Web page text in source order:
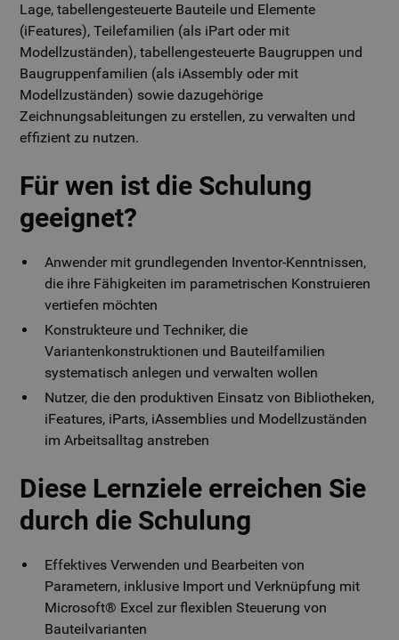
Lage, tabellengesteuerte Bauteile und Elemente
(iFeatures), Teilefamilien (als iPart oder mit
Modellzuständen), tabellengesteuerte Baugruppen und
Baugruppenfamilien (als iAssembly oder mit
Modellzuständen) sowie dazugehörige
Zeichnungsableitungen zu erstellen, zu verwalten und
effizient zu nutzen.
Für wen ist die Schulung
geeignet?
Anwender mit grundlegenden Inventor-Kenntnissen,
die ihre Fähigkeiten im parametrischen Konstruieren
vertiefen möchten
Konstrukteure und Techniker, die
Variantenkonstruktionen und Bauteilfamilien
systematisch anlegen und verwalten wollen
Nutzer, die den produktiven Einsatz von Bibliotheken,
iFeatures, iParts, iAssemblies und Modellzuständen
im Arbeitsalltag anstreben
Diese Lernziele erreichen Sie
durch die Schulung
Effektives Verwenden und Bearbeiten von
Parametern, inklusive Import und Verknüpfung mit
Microsoft® Excel zur flexiblen Steuerung von
Bauteilvarianten